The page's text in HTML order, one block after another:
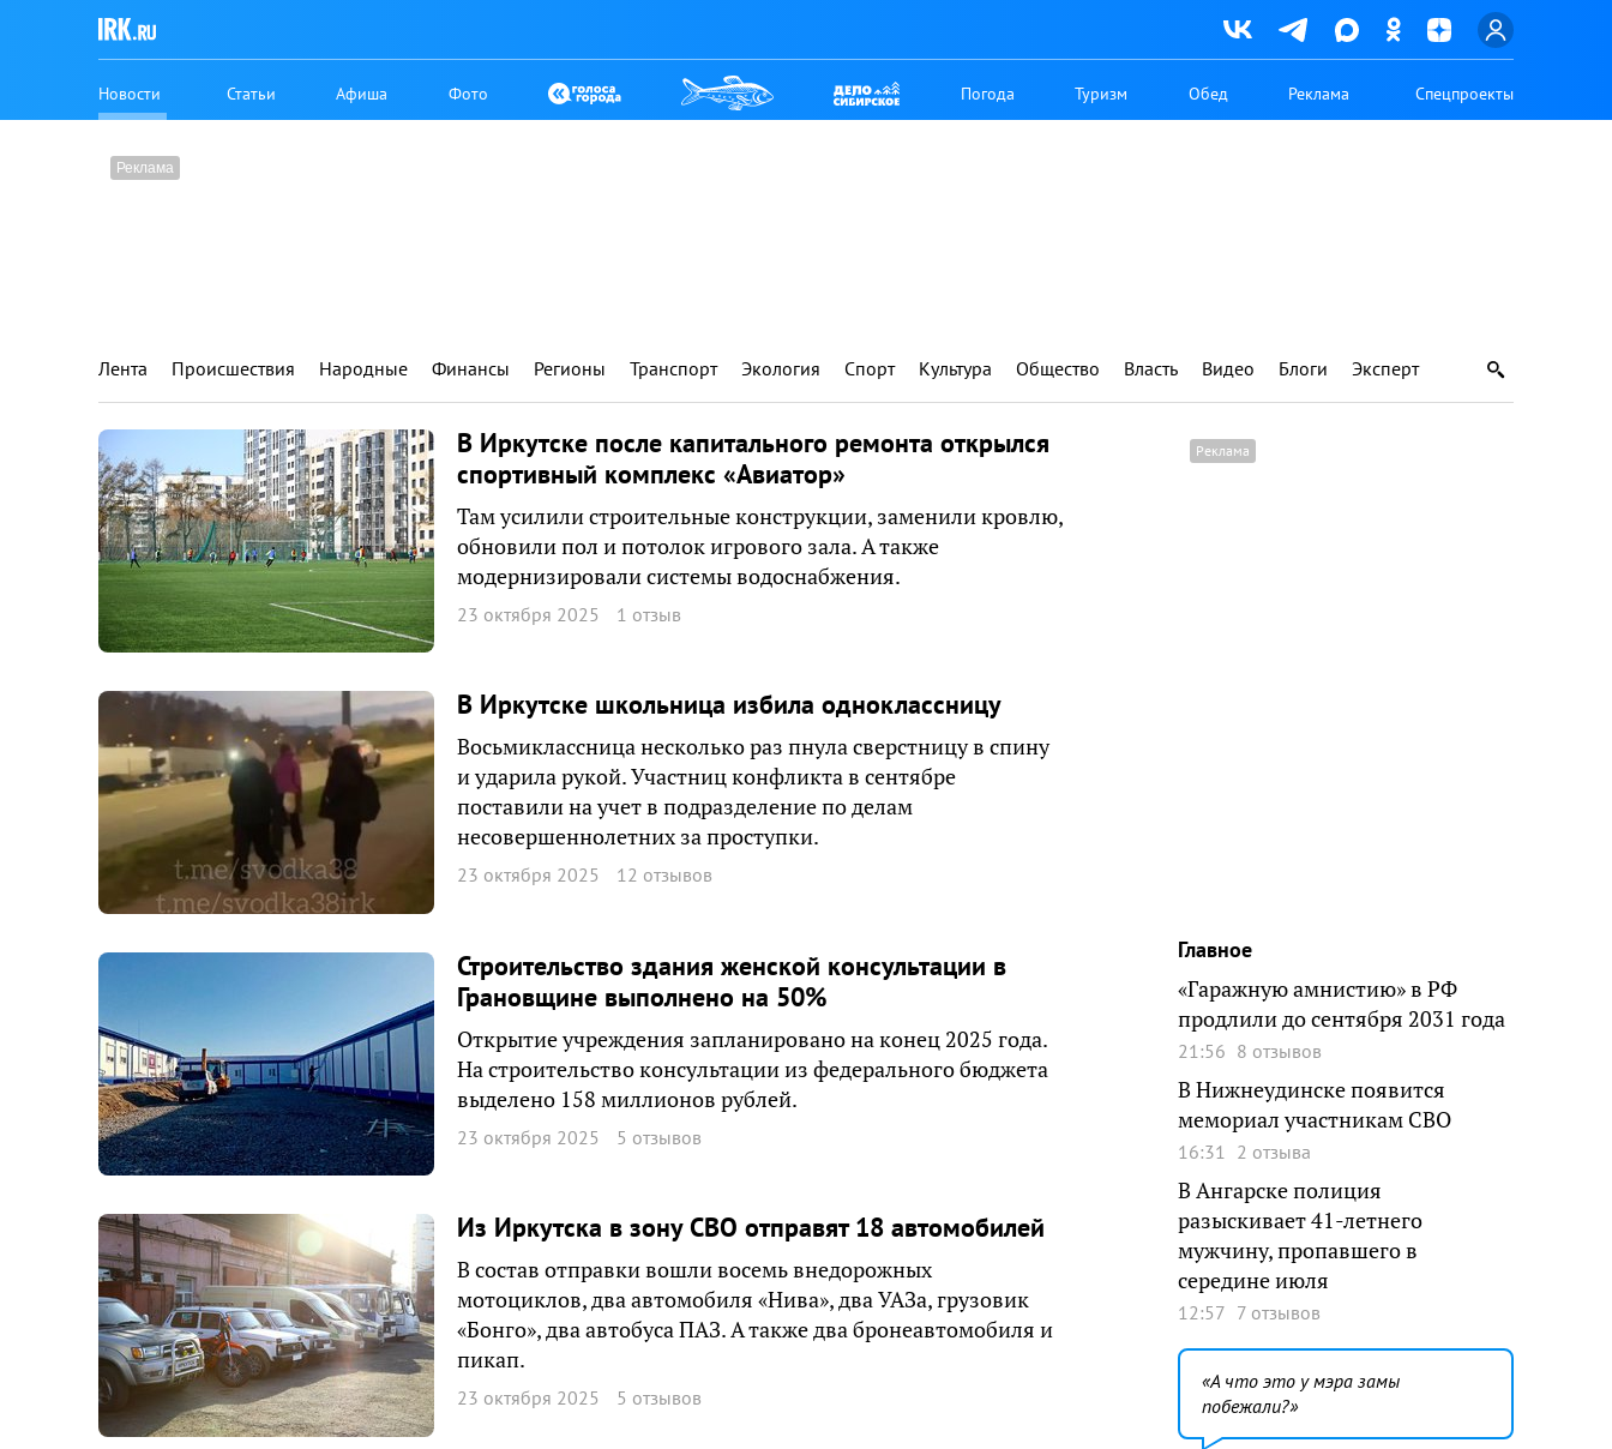
Новости Статьи Афиша Фото Погода Туризм Обед Реклама Спецпроекты
Лента Происшествия Народные Финансы Регионы Транспорт Экология Спорт Культура Общество Власть Видео Блоги Эксперт
В Иркутске после капитального ремонта открылся
спортивный комплекс «Авиатор»
Там усилили строительные конструкции, заменили кровлю,
обновили пол и потолок игрового зала. А также
модернизировали системы водоснабжения.
23 октября 2025 1 отзыв
В Иркутске школьница избила одноклассницу
Восьмиклассница несколько раз пнула сверстницу в спину
и ударила рукой. Участниц конфликта в сентябре
поставили на учет в подразделение по делам
несовершеннолетних за проступки.
23 октября 2025 12 отзывов
Строительство здания женской консультации в
Грановщине выполнено на 50%
Открытие учреждения запланировано на конец 2025 года.
На строительство консультации из федерального бюджета
выделено 158 миллионов рублей.
23 октября 2025 5 отзывов
Из Иркутска в зону СВО отправят 18 автомобилей
В состав отправки вошли восемь внедорожных
мотоциклов, два автомобиля «Нива», два УАЗа, грузовик
«Бонго», два автобуса ПАЗ. А также два бронеавтомобиля и
пикап.
23 октября 2025 5 отзывов
Главное
«Гаражную амнистию» в РФ
продлили до сентября 2031 года
21:56 8 отзывов
В Нижнеудинске появится
мемориал участникам СВО
16:31 2 отзыва
В Ангарске полиция
разыскивает 41-летнего
мужчину, пропавшего в
середине июля
12:57 7 отзывов
А что это у мэра замы
побежали?